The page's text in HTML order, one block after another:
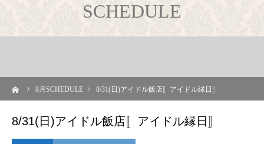
SCHEDULE
8月SCHEDULE 8/31(日)アイドル飯店〚アイドル縁日〛
8/31(日)アイドル飯店〚アイドル縁日〛